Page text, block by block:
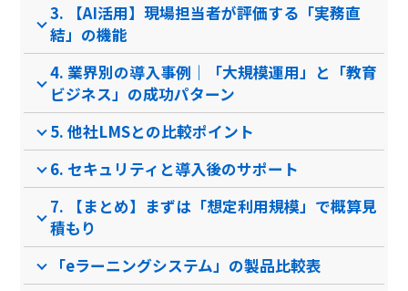
特定URL除外
マルチデバイス対応
テスト作成
電話自動応答システム
モバイル端末対応
多言語対応
技術サポート
3. 【AI活用】現場担当者が評価する「実務直
結」の機能
4. 業界別の導入事例｜「大規模運用」と「教育
ビジネス」の成功パターン
5. 他社LMSとの比較ポイント
6. セキュリティと導入後のサポート
7. 【まとめ】まずは「想定利用規模」で概算見
積もり
「eラーニングシステム」の製品比較表